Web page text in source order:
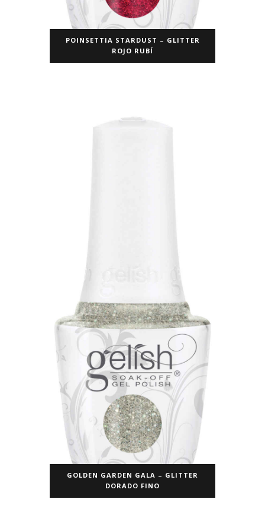
POINSETTIA STARDUST – GLITTER
ROJO RUBÍ
GOLDEN GARDEN GALA – GLITTER
DORADO FINO